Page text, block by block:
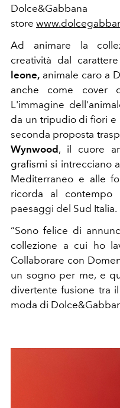
store
Ad animare la
creatività dal
leone, animale caro a
anche come cover
L'immagine
da un tripudio di fiori e
seconda proposta
Wynwood , il cuore
grafismi si intrecciano
Mediterraneo e alle
ricorda al
paesaggi del Sud Italia.
“Sono felice di
collezione a cui ho
Collaborare con
un sogno per me, e
divertente fusione tra
moda di